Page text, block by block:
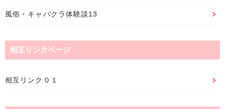
風俗・キャバクラ体験談13
相互リンクページ
相互リンク０１